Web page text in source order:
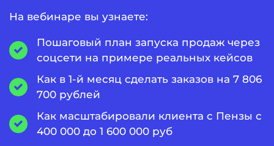
На вебинаре вы узнаете:
Пошаговый план запуска продаж через
соцсети на примере реальных кейсов
Как в 1-й месяц сделать заказов на 7 806
700 рублей
Как масштабировали клиента с Пензы с
400 000 до 1 600 000 руб